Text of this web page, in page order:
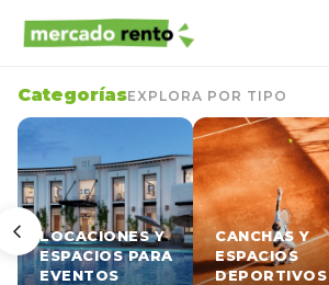
CategoríasEXPLORA POR TIPO
LOCACIONES Y
ESPACIOS PARA
EVENTOS
CANCHAS Y
ESPACIOS
DEPORTIVOS